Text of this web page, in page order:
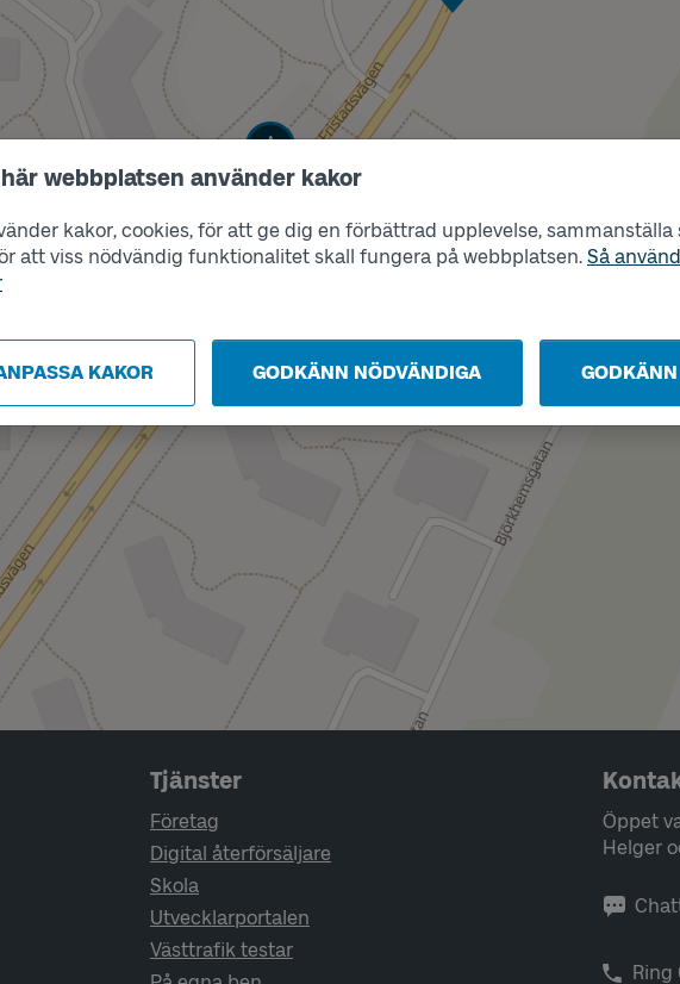
webbplatsen använder kakor
kakor, cookies, för att ge dig en förbättrad upplevelse,
att viss nödvändig funktionalitet skall fungera på webbplatsen. Så
KAKOR GODKÄNN NÖDVÄNDIGA
Läge
A
Tjänster
Företag
Digital återförsäljare
Skola
Utvecklarportalen
Västtrafik testar
Öppet
Helger
Ring